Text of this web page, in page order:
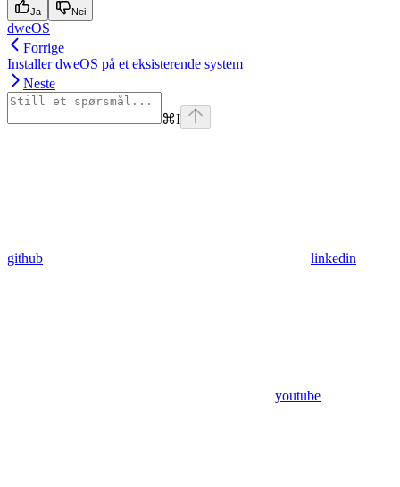
Ja Nei
dweOS
Forrige
Installer dweOS på et eksisterende system
Neste
⌘I
github linkedin
youtube